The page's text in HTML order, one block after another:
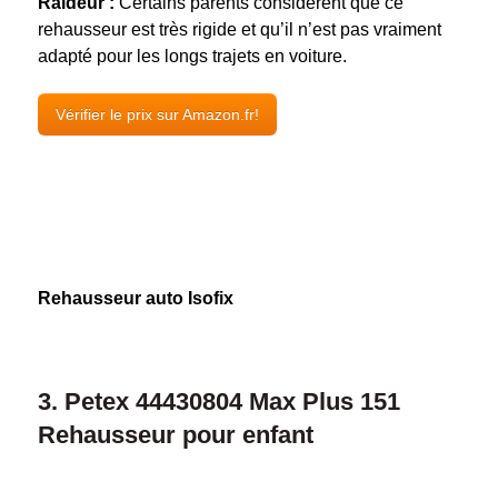
rehausseur est très rigide et qu’il n’est pas vraiment
adapté pour les longs trajets en voiture.
Vérifier le prix sur Amazon.fr!
Rehausseur auto Isofix
3. Petex 44430804 Max Plus 151
Rehausseur pour enfant